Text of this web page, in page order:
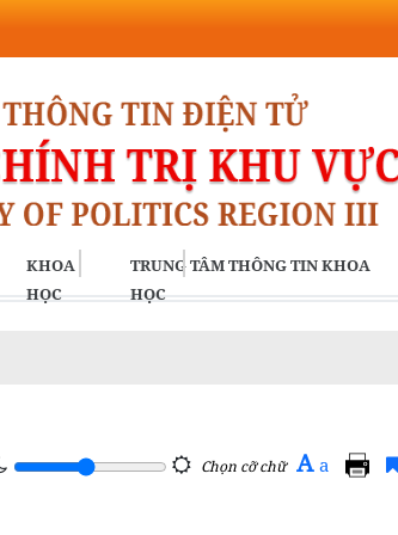
KHOA
HỌC
TRUNG TÂM THÔNG TIN KHOA
HỌC
Chọn cỡ chữ A a